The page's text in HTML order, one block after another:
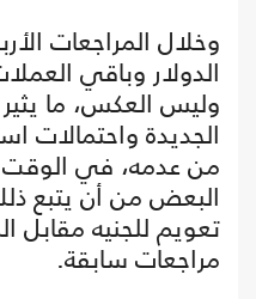
وخلال المراجعات
الدولار وباقي
وليس العكس، ما يثير
الجديدة واحتمالات
من عدمه، في
البعض من أن يتبع
تعويم للجنيه مقابل
مراجعات سابقة.